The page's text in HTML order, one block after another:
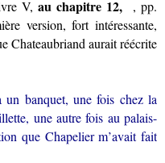
V, au chapitre 12, , pp.
version, fort intéressante,
Chateaubriand aurait réécrite
banquet, une fois chez la
une autre fois au palais-
que Chapelier m’avait fait